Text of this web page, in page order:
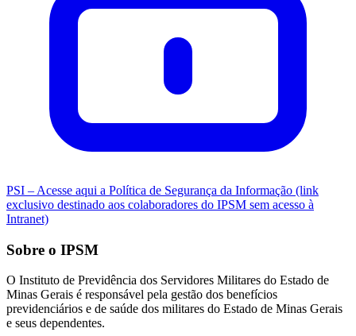
PSI – Acesse aqui a Política de Segurança da Informação (link
exclusivo destinado aos colaboradores do IPSM sem acesso à
Intranet)
Sobre o IPSM
O Instituto de Previdência dos Servidores Militares do Estado de
Minas Gerais é responsável pela gestão dos benefícios
previdenciários e de saúde dos militares do Estado de Minas Gerais
e seus dependentes.